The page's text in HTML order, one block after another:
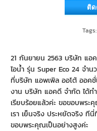
Tags:
21 กันยายน 2563 บริษัท แอ
ไอน้ำ รุ่น Super Eco 24 จำน
ที่บริษัท แอพเพิล ออโต้ ออค
งาน บริษัท แอคดี จำกัด ได้ท
เรียบร้อยแล้วค่ะ ขอขอบพร
เรา เย็นจริง ประหยัดจริง
ขอบพระคุณเป็นอย่างสูงค่ะ